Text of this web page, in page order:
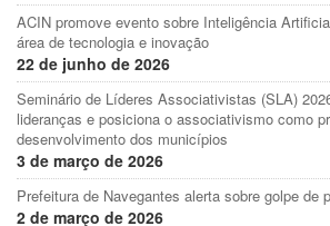
ACIN promove evento sobre Inteligência
área de tecnologia e inovação
22 de junho de 2026
Seminário de Líderes Associativistas (SLA)
lideranças e posiciona o associativismo como
desenvolvimento dos municípios
3 de março de 2026
Prefeitura de Navegantes alerta sobre golpe de
2 de março de 2026